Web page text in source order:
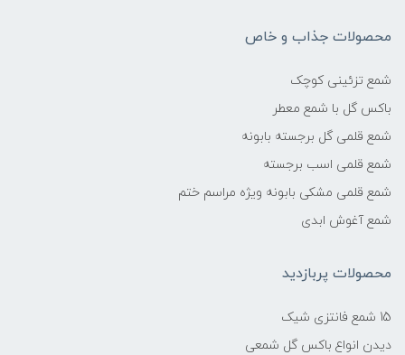
محصولات جذاب و خاص
شمع تزئینی کوچک
باکس گل با شمع معطر
شمع قلمی گل برجسته بابونه
شمع قلمی اسب برجسته
شمع قلمی مشکی بابونه ویژه مراسم ختم
شمع آغوش ابدی
محصولات پربازدید
15 شمع فانتزی شیک
دیدن انواع باکس گل شمعی